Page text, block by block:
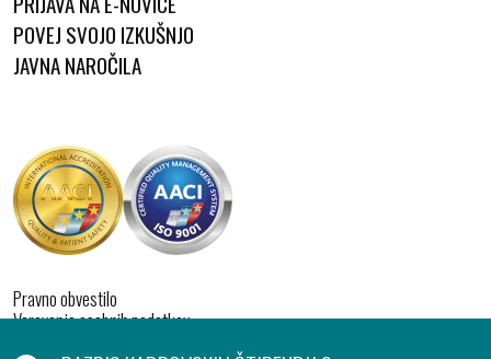
POVEJ SVOJO IZKUŠNJO
JAVNA NAROČILA
Pravno obvestilo
Varovanje osebnih podatkov